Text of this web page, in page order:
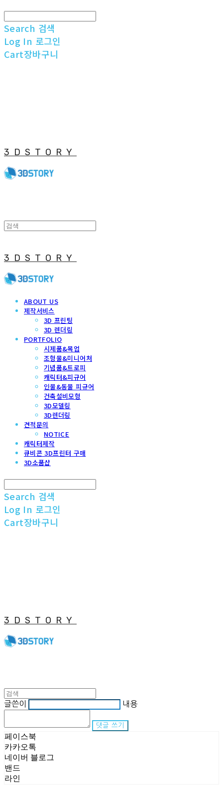
Search 검색
Log In 로그인
Cart장바구니
3DSTORY
3DSTORY
ABOUT US
제작서비스
3D 프린팅
3D 렌더링
PORTFOLIO
시제품&목업
조형물&미니어처
기념품&트로피
캐릭터&피규어
인물&동물 피규어
건축설비모형
3D모델링
3D렌더링
견적문의
NOTICE
캐릭터제작
큐비콘 3D프린터 구매
3D소품샵
Search 검색
Log In 로그인
Cart장바구니
3DSTORY
글쓴이 내용
댓글 쓰기
페이스북
카카오톡
네이버 블로그
밴드
라인